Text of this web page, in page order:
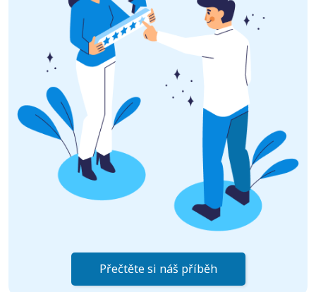
Přečtěte si náš příběh